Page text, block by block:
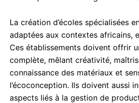
La création d’écoles spécialisées
adaptées aux contextes africains,
Ces établissements doivent offrir
complète, mêlant créativité,
connaissance des matériaux et
l’écoconception. Ils doivent aussi
aspects liés à la gestion de